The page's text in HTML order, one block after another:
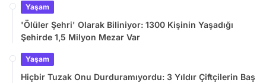
Yaşam
'Ölüler Şehri' Olarak Biliniyor: 1300 Kişinin Yaşadığı
Şehirde 1,5 Milyon Mezar Var
Yaşam
Hiçbir Tuzak Onu Durduramıyordu: 3 Yıldır Çiftçilerin Baş